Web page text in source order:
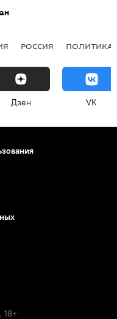
РОССИЯ ПОЛИТИКА
Дзен VK